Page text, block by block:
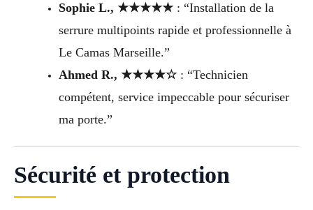
Sophie L., ★★★★★: “Installation de la
serrure multipoints rapide et professionnelle à
Le Camas Marseille.”
Ahmed R., ★★★★☆: “Technicien
compétent, service impeccable pour sécuriser
ma porte.”
Sécurité et protection